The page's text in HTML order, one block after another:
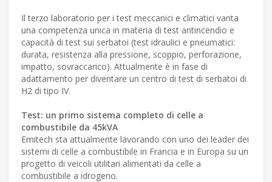
Il terzo laboratorio per i test meccanici e climatici vanta
una competenza unica in materia di test antincendio e
capacità di test sui serbatoi (test idraulici e pneumatici:
durata, resistenza alla pressione, scoppio, perforazione,
impatto, sovraccarico). Attualmente è in fase di
adattamento per diventare un centro di test di serbatoi di
H2 di tipo IV.
Test: un primo sistema completo di celle a
combustibile da 45kVA
Emitech sta attualmente lavorando con uno dei leader dei
sistemi di celle a combustibile in Francia e in Europa su un
progetto di veicoli utilitari alimentati da celle a
combustibile a idrogeno.